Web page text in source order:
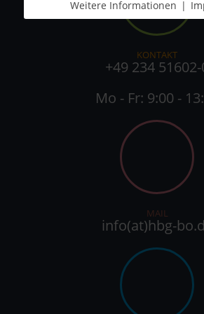
KONTAKT
+49 234 51602-
Mo - Fr: 9:00 -
MAIL
info(at)hbg-
Weitere Informationen |